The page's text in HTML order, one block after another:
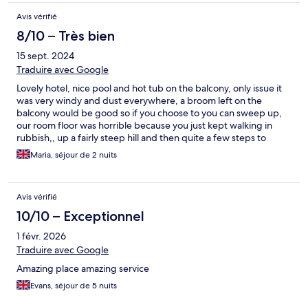
Avis vérifié
8/10 – Très bien
15 sept. 2024
Traduire avec Google
Lovely hotel, nice pool and hot tub on the balcony, only issue it
was very windy and dust everywhere, a broom left on the
balcony would be good so if you choose to you can sweep up,
our room floor was horrible because you just kept walking in
rubbish,, up a fairly steep hill and then quite a few steps to
rooms, breakfast was OK something for everyone, hot bacon
and eggs, croissant ect No bar just a big fridge in reception with
seems a bit silly as there is a kitchen so ice should be available,
no food except breakfast so you have to walk down to kamari,
had a pleasant stay but probably won't stay again.
Maria, séjour de 2 nuits
Avis vérifié
10/10 – Exceptionnel
1 févr. 2026
Traduire avec Google
Amazing place amazing service
Evans, séjour de 5 nuits